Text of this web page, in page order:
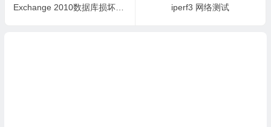
Exchange 2010数据库损坏后的修复步骤
iperf3 网络测试